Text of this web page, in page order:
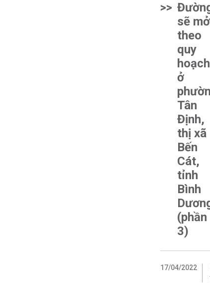
>>
sẽ mở
theo
quy
hoạch
ở
Tân
Định,
thị xã
Bến
Cát,
tỉnh
Bình
(phần
3)
17/04/2022